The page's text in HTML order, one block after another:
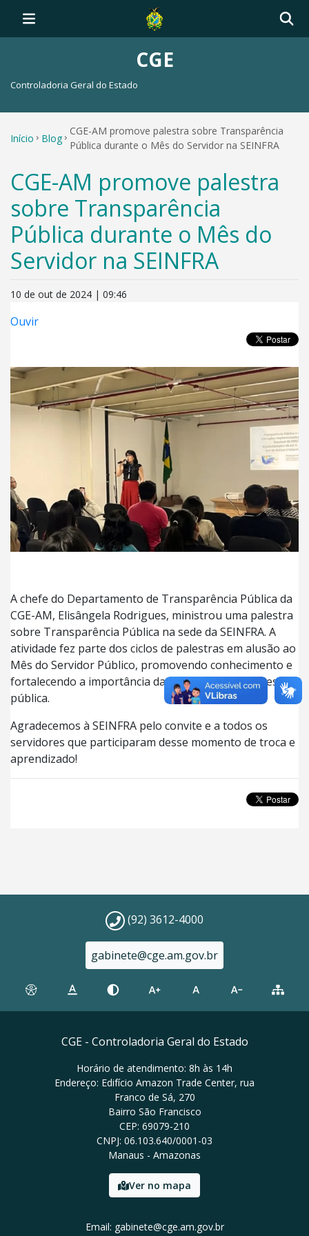
CGE
Controladoria Geral do Estado
Início Blog
CGE-AM promove palestra sobre Transparência
Pública durante o Mês do Servidor na SEINFRA
CGE-AM promove palestra
sobre Transparência
Pública durante o Mês do
Servidor na SEINFRA
10 de out de 2024 | 09:46
Ouvir
A chefe do Departamento de Transparência Pública da
CGE-AM, Elisângela Rodrigues, ministrou uma palestra
sobre Transparência Pública na sede da SEINFRA. A
atividade fez parte dos ciclos de palestras em alusão ao
Mês do Servidor Público, promovendo conhecimento e
fortalecendo a importância da transparência na gestão
pública.
Agradecemos à SEINFRA pelo convite e a todos os
servidores que participaram desse momento de troca e
aprendizado!
(92) 3612-4000
gabinete@cge.am.gov.br
CGE - Controladoria Geral do Estado
Horário de atendimento: 8h às 14h
Endereço: Edifício Amazon Trade Center, rua
Franco de Sá, 270
Bairro São Francisco
CEP: 69079-210
CNPJ: 06.103.640/0001-03
Manaus - Amazonas
Ver no mapa
Email: gabinete@cge.am.gov.br